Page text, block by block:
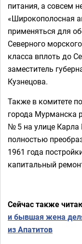
питания, а совсем
«Широкополосная
применяться для
Северного
класса вплоть до
заместитель
Кузнецова.
Также в комитете
города Мурманска
№ 5 на улице
полностью
1961 года
капитальный
Сейчас также
и бывшая жена
из Апатитов